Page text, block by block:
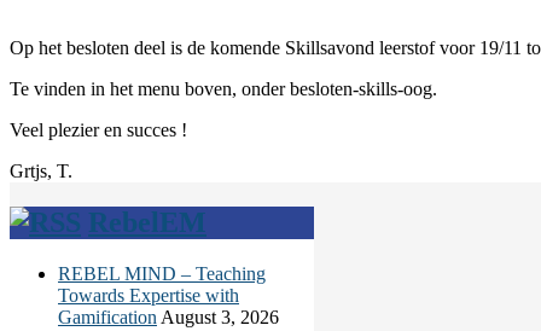
Op het besloten deel is de komende Skillsavond leerstof voor 19/11
Te vinden in het menu boven, onder besloten-skills-oog.
Veel plezier en succes !
Grtjs, T.
RebelEM
REBEL MIND – Teaching
Towards Expertise with
Gamification August 3, 2026